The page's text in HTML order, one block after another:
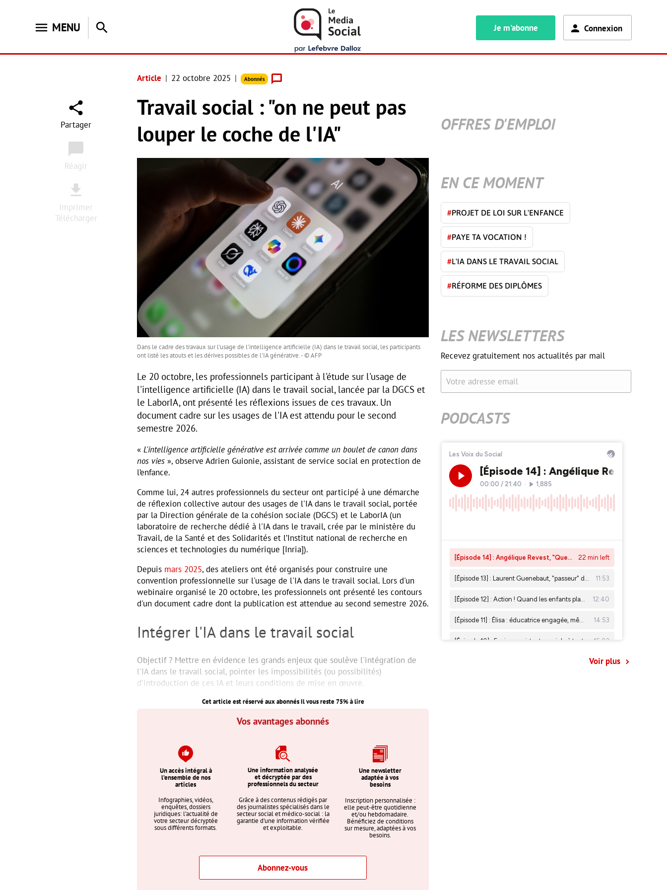
menu MENU search Je m'abonne Connexion
Article 22 octobre 2025 Abonnés
Partager
Réagir
Imprimer
Télécharger
Travail social : "on ne peut pas
louper le coche de l'IA"
Dans le cadre des travaux sur l'usage de l'intelligence artificielle (IA) dans le travail social, les participants
ont listé les atouts et les dérives possibles de l'IA générative. - © AFP
Le 20 octobre, les professionnels participant à l'étude sur l'usage de
l'intelligence artificielle (IA) dans le travail social, lancée par la DGCS et
le LaborIA, ont présenté les réflexions issues de ces travaux. Un
document cadre sur les usages de l'IA est attendu pour le second
semestre 2026.
« L'intelligence artificielle générative est arrivée comme un boulet de canon dans
nos vies », observe Adrien Guionie, assistant de service social en protection de
l’enfance.
Comme lui, 24 autres professionnels du secteur ont participé à une démarche
de réflexion collective autour des usages de l'IA dans le travail social, portée
par la Direction générale de la cohésion sociale (DGCS) et le LaborIA (un
laboratoire de recherche dédié à l'IA dans le travail, crée par le ministère du
Travail, de la Santé et des Solidarités et l’Institut national de recherche en
sciences et technologies du numérique [Inria]).
Depuis mars 2025, des ateliers ont été organisés pour construire une
convention professionnelle sur l'usage de l'IA dans le travail social. Lors d'un
webinaire organisé le 20 octobre, les professionnels ont présenté les contours
d'un document cadre dont la publication est attendue au second semestre 2026.
Intégrer l'IA dans le travail social
Objectif ? Mettre en évidence les grands enjeux que soulève l'intégration de
l'IA dans le travail social, pointer les impossibilités (ou possibilités)
d'introduction de ces IA et leurs conditions de mise en œuvre.
Cet article est réservé aux abonnés Il vous reste75% à lire
Vos avantages abonnés
Un accès intégral à
l’ensemble de nos
articles
Infographies, vidéos,
enquêtes, dossiers
juridiques: l’actualité de
votre secteur décryptée
sous différents formats.
Une information analysée
et décryptée par des
professionnels du secteur
Grâce à des contenus rédigés par
des journalistes spécialisés dans le
secteur social et médico-social : la
garantie d’une information vérifiée
et exploitable.
Une newsletter
adaptée à vos
besoins
Inscription personnalisée :
elle peut-être quotidienne
et/ou hebdomadaire.
Bénéficiez de conditions
sur mesure, adaptées à vos
besoins.
Abonnez-vous
OFFRES D'EMPLOI
EN CE MOMENT
#PROJET DE LOI SUR L'ENFANCE
#PAYE TA VOCATION !
#L'IA DANS LE TRAVAIL SOCIAL
#RÉFORME DES DIPLÔMES
LES NEWSLETTERS
Recevez gratuitement nos actualités par mail
Votre adresse email
PODCASTS
Voir plus